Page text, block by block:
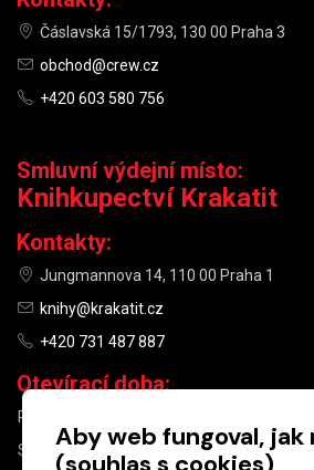
Čáslavská 15/1793, 130 00 Praha 3
obchod@crew.cz
+420 603 580 756
Smluvní výdejní místo:
Knihkupectví Krakatit
Kontakty:
Jungmannova 14, 110 00 Praha 1
knihy@krakatit.cz
+420 731 487 887
Otevírací doba:
PO–PÁ
SO
10:00–13:00
Aby web fungoval, jak